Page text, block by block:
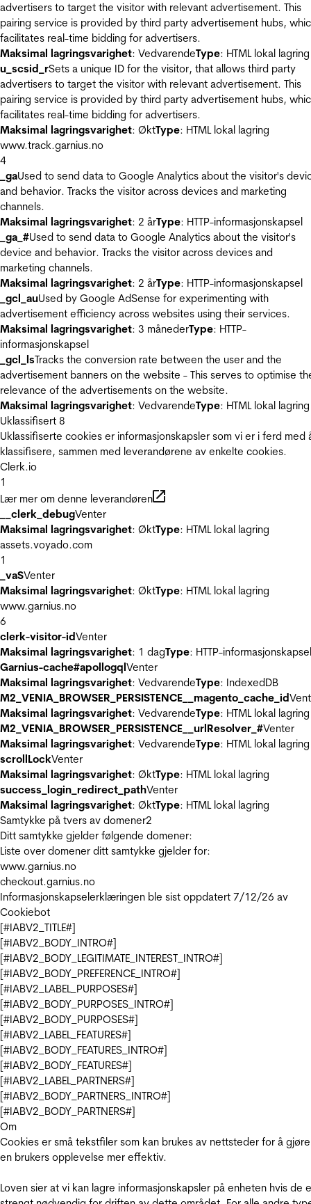
advertisers to target the visitor with relevant advertisement. This
pairing service is provided by third party advertisement hubs,
facilitates real-time bidding for advertisers.
Maksimal lagringsvarighet: VedvarendeType: HTML lokal lagring
u_scsid_rSets a unique ID for the visitor, that allows third party
advertisers to target the visitor with relevant advertisement. This
pairing service is provided by third party advertisement hubs,
facilitates real-time bidding for advertisers.
Maksimal lagringsvarighet: ØktType: HTML lokal lagring
www.track.garnius.no
4
_gaUsed to send data to Google Analytics about the visitor's
and behavior. Tracks the visitor across devices and marketing
channels.
Maksimal lagringsvarighet: 2 årType: HTTP-informasjonskapsel
_ga_#Used to send data to Google Analytics about the visitor's
device and behavior. Tracks the visitor across devices and
marketing channels.
Maksimal lagringsvarighet: 2 årType: HTTP-informasjonskapsel
_gcl_auUsed by Google AdSense for experimenting with
advertisement efficiency across websites using their services.
Maksimal lagringsvarighet: 3 månederType: HTTP-
informasjonskapsel
_gcl_lsTracks the conversion rate between the user and the
advertisement banners on the website - This serves to optimise
relevance of the advertisements on the website.
Maksimal lagringsvarighet: VedvarendeType: HTML lokal lagring
Uklassifisert 8
Uklassifiserte cookies er informasjonskapsler som vi er i ferd med
klassifisere, sammen med leverandørene av enkelte cookies.
Clerk.io
1
Lær mer om denne leverandøren
__clerk_debugVenter
Maksimal lagringsvarighet: ØktType: HTML lokal lagring
assets.voyado.com
1
_vaSVenter
Maksimal lagringsvarighet: ØktType: HTML lokal lagring
www.garnius.no
6
clerk-visitor-idVenter
Maksimal lagringsvarighet: 1 dagType: HTTP-informasjonskapsel
Garnius-cache#apollogqlVenter
Maksimal lagringsvarighet: VedvarendeType: IndexedDB
M2_VENIA_BROWSER_PERSISTENCE__magento_cache_id
Maksimal lagringsvarighet: VedvarendeType: HTML lokal lagring
M2_VENIA_BROWSER_PERSISTENCE__urlResolver_#Venter
Maksimal lagringsvarighet: VedvarendeType: HTML lokal lagring
scrollLockVenter
Maksimal lagringsvarighet: ØktType: HTML lokal lagring
success_login_redirect_pathVenter
Maksimal lagringsvarighet: ØktType: HTML lokal lagring
Samtykke på tvers av domener2
Ditt samtykke gjelder følgende domener:
Liste over domener ditt samtykke gjelder for:
www.garnius.no
checkout.garnius.no
Informasjonskapselerklæringen ble sist oppdatert 7/12/26 av
Cookiebot
[#IABV2_TITLE#]
[#IABV2_BODY_INTRO#]
[#IABV2_BODY_LEGITIMATE_INTEREST_INTRO#]
[#IABV2_BODY_PREFERENCE_INTRO#]
[#IABV2_LABEL_PURPOSES#]
[#IABV2_BODY_PURPOSES_INTRO#]
[#IABV2_BODY_PURPOSES#]
[#IABV2_LABEL_FEATURES#]
[#IABV2_BODY_FEATURES_INTRO#]
[#IABV2_BODY_FEATURES#]
[#IABV2_LABEL_PARTNERS#]
[#IABV2_BODY_PARTNERS_INTRO#]
[#IABV2_BODY_PARTNERS#]
Om
Cookies er små tekstfiler som kan brukes av nettsteder for å gjøre
en brukers opplevelse mer effektiv.
Loven sier at vi kan lagre informasjonskapsler på enheten hvis de